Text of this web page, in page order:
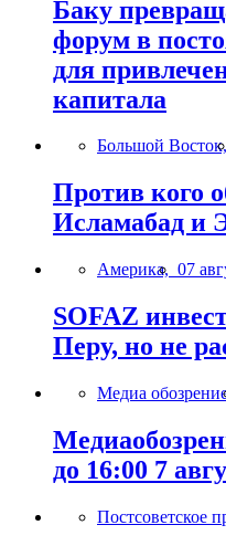
Баку
форум в
для
капитала
Большой Восток,
Против кого
Исламабад и
Америка, 07
SOFAZ
Перу, но не
Медиа
до 16:00 7
Постсоветское